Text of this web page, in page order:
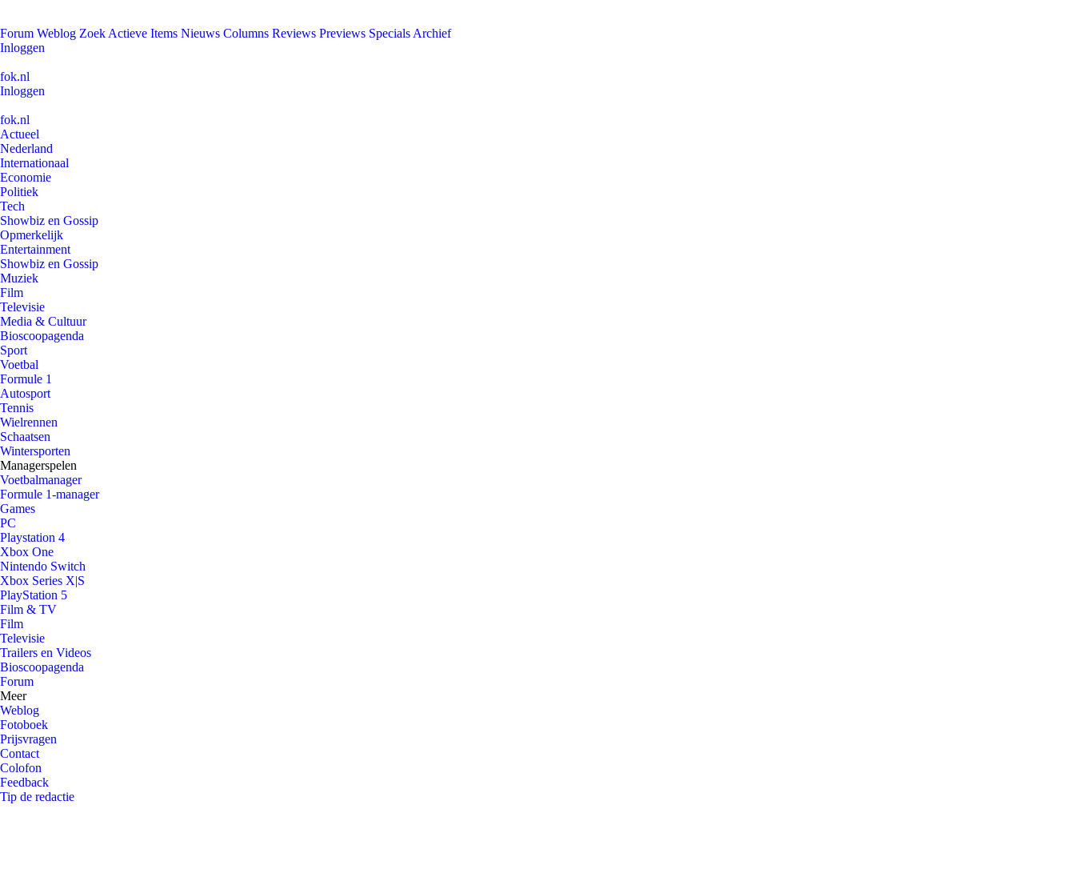
Forum Weblog Zoek Actieve Items Nieuws Columns Reviews Previews Specials Archief
Inloggen
fok.nl
Inloggen
fok.nl
Actueel
Nederland
Internationaal
Economie
Politiek
Tech
Showbiz en Gossip
Opmerkelijk
Entertainment
Showbiz en Gossip
Muziek
Film
Televisie
Media & Cultuur
Bioscoopagenda
Sport
Voetbal
Formule 1
Autosport
Tennis
Wielrennen
Schaatsen
Wintersporten
Managerspelen
Voetbalmanager
Formule 1-manager
Games
PC
Playstation 4
Xbox One
Nintendo Switch
Xbox Series X|S
PlayStation 5
Film & TV
Film
Televisie
Trailers en Videos
Bioscoopagenda
Forum
Meer
Weblog
Fotoboek
Prijsvragen
Contact
Colofon
Feedback
Tip de redactie